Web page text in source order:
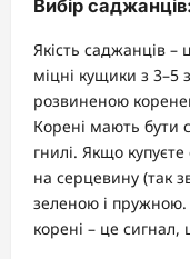
Вибір
Якість саджанців –
міцні кущики з 3–5
розвиненою
Корені мають бути
гнилі. Якщо
на серцевину (так
зеленою і пружною.
корені – це